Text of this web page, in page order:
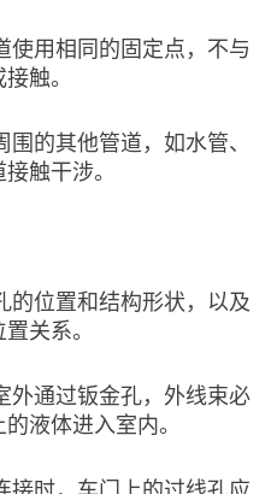
使用相同的固定点，不与
触。
的其他管道，如水管、
触干涉。
的位置和结构形状，以及
关系。
外通过钣金孔，外线束必
液体进入室内。